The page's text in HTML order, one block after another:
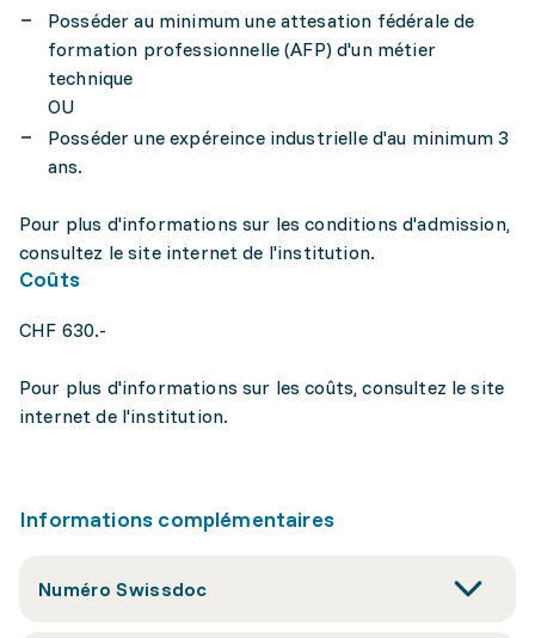
Posséder au minimum une attesation fédérale de
formation professionnelle (AFP) d'un métier
technique
OU
Posséder une expéreince industrielle d'au minimum 3
ans.
Pour plus d'informations sur les conditions d'admission,
consultez le site internet de l'institution.
Coûts
CHF 630.-
Pour plus d'informations sur les coûts, consultez le site
internet de l'institution.
Informations complémentaires
Numéro Swissdoc